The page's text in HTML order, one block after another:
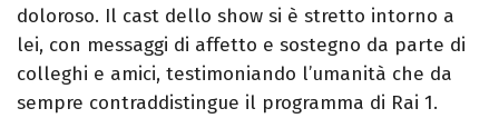
doloroso. Il cast dello show si è stretto intorno a
lei, con messaggi di affetto e sostegno da parte di
colleghi e amici, testimoniando l’umanità che da
sempre contraddistingue il programma di Rai 1.